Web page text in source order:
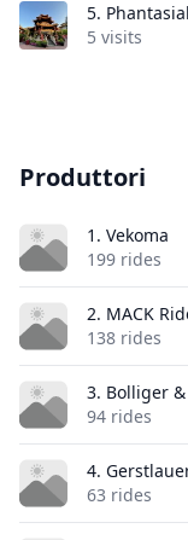
5.
5 visits
Produttori
1. Vekoma
199 rides
2. MACK
138 rides
3. Bolliger
94 rides
4.
63 rides